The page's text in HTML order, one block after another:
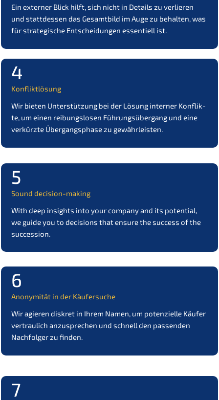
Ein exter­ner Blick hilft, sich nicht in Details zu verlie­ren
und statt­des­sen das Gesamt­bild im Auge zu behal­ten, was
für strate­gi­sche Entschei­dun­gen essen­ti­ell ist.
4
Konflikt­lö­sung
Wir bieten Unter­stüt­zung bei der Lösung inter­ner Konflik­
te, um einen reibungs­lo­sen Führungs­über­gang und eine
verkürz­te Übergangs­pha­se zu gewährleisten.
5
Sound decis­i­on-making
With deep insights into your compa­ny and its poten­ti­al,
we guide you to decis­i­ons that ensure the success of the
succession.
6
Anony­mi­tät in der Käufersuche
Wir agieren diskret in Ihrem Namen, um poten­zi­el­le Käufer
vertrau­lich anzuspre­chen und schnell den passen­den
Nachfol­ger zu finden.
7